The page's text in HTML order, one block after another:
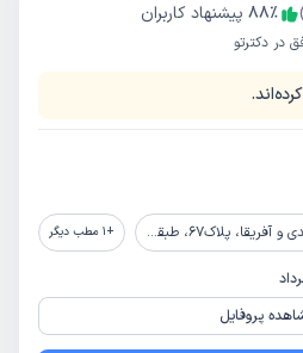
88٪
پیشنهاد کاربران
در دکترتو
پلاک67، طبقه 6 +
1 مطب دیگر
پروفایل